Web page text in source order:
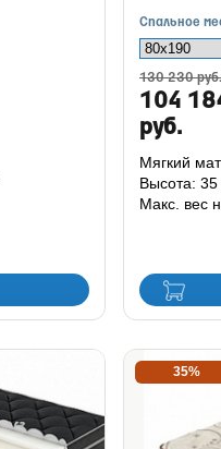
Спальное
130 230 руб.
104
руб.
Мягкий
Высота: 35
Макс. вес
35%